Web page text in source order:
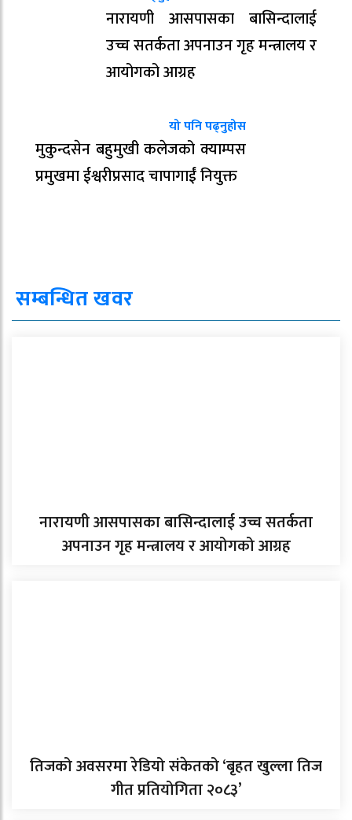
नारायणी आसपासका बासिन्दालाई
उच्च सतर्कता अपनाउन गृह मन्त्रालय र
आयोगको आग्रह
यो पनि पढ्नुहोस
मुकुन्दसेन बहुमुखी कलेजको क्याम्पस
प्रमुखमा ईश्वरीप्रसाद चापागाईं नियुक्त
सम्बन्धित खवर
नारायणी आसपासका बासिन्दालाई उच्च सतर्कता
अपनाउन गृह मन्त्रालय र आयोगको आग्रह
तिजको अवसरमा रेडियो संकेतको ‘बृहत खुल्ला तिज
गीत प्रतियोगिता २०८३’